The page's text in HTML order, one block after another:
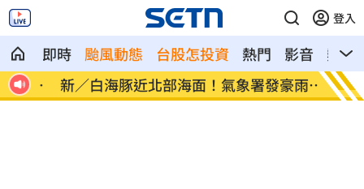
登入
即時 颱風動態 台股怎投資 熱門 影音
熱搜
台
新／白海豚近北部海面！氣象署發豪雨特
報
南電